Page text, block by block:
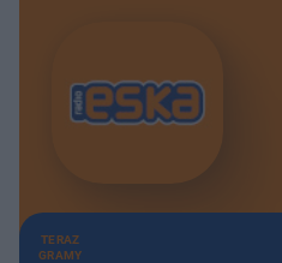
TERAZ
GRAMY